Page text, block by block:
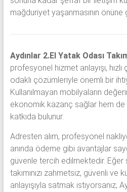
mağduriyet yaşanmasının önüne
Aydınlar 2.El Yatak Odası
profesyonel hizmet anlayışı,
odaklı çözümleriyle önemli bir
Kullanılmayan mobilyaların
ekonomik kazanç sağlar hem de
katkıda bulunur.
Adresten alım, profesyonel
anında ödeme gibi avantajlar
güvenle tercih edilmektedir. Eğer
takımınızı zahmetsiz, güvenli ve
anlayışıyla satmak istiyorsanız,